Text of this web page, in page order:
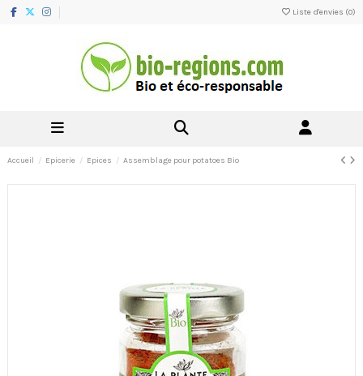
Liste d'envies (0)
Accueil Epicerie Epices Assemblage pour potatoes Bio